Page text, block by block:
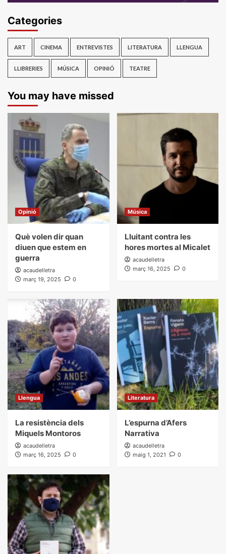
Categories
ART CINEMA ENTREVISTES LITERATURA LLENGUA
LLIBRERIES MÚSICA OPINIÓ TEATRE
You may have missed
Opinió
Què volen dir quan
diuen que estem en
guerra
acaudelletra
març 19, 2025
0
Música
Lluitant contra les
hores mortes al Micalet
acaudelletra
març 16, 2025
0
Llengua
La resistència dels
Miquels Montoros
acaudelletra
març 16, 2025
0
Literatura
L’espurna d’Afers
Narrativa
acaudelletra
maig 1, 2021
0